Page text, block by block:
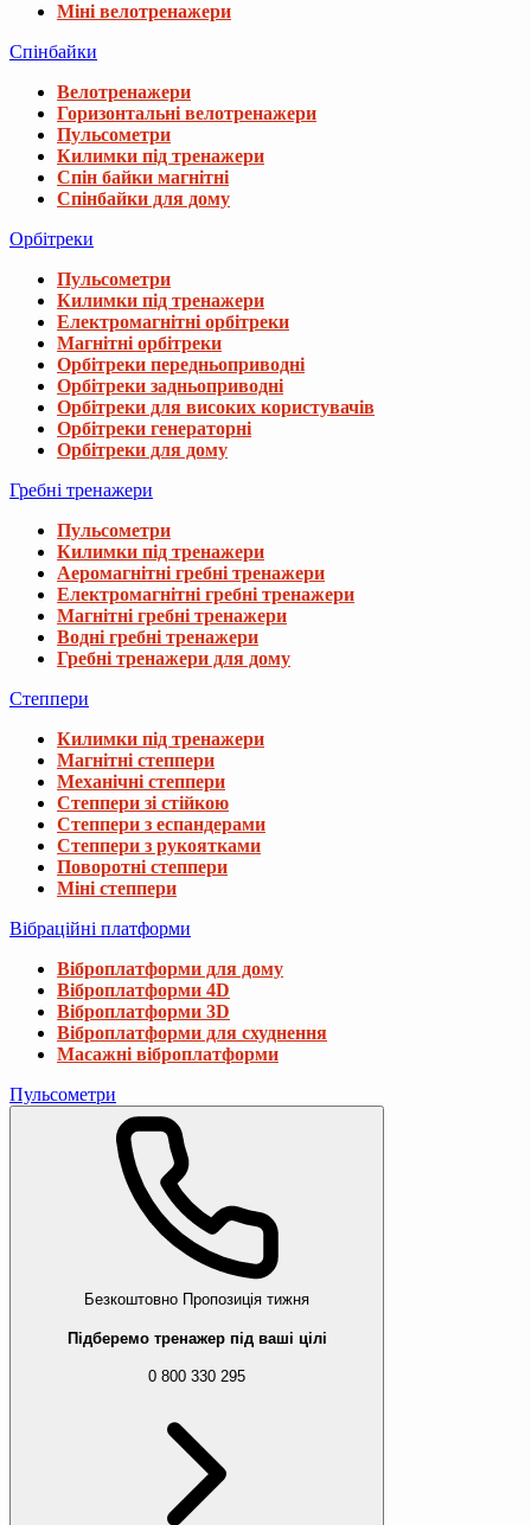
Міні велотренажери
Спінбайки
Велотренажери
Горизонтальні велотренажери
Пульсометри
Килимки під тренажери
Спін байки магнітні
Спінбайки для дому
Орбітреки
Пульсометри
Килимки під тренажери
Електромагнітні орбітреки
Магнітні орбітреки
Орбітреки передньоприводні
Орбітреки задньоприводні
Орбітреки для високих користувачів
Орбітреки генераторні
Орбітреки для дому
Гребні тренажери
Пульсометри
Килимки під тренажери
Аеромагнітні гребні тренажери
Електромагнітні гребні тренажери
Магнітні гребні тренажери
Водні гребні тренажери
Гребні тренажери для дому
Степпери
Килимки під тренажери
Магнітні степпери
Механічні степпери
Степпери зі стійкою
Степпери з еспандерами
Степпери з рукоятками
Поворотні степпери
Міні степпери
Вібраційні платформи
Віброплатформи для дому
Віброплатформи 4D
Віброплатформи 3D
Віброплатформи для схуднення
Масажні віброплатформи
Пульсометри
Безкоштовно Пропозиція тижня
Підберемо тренажер під ваші цілі
0 800 330 295